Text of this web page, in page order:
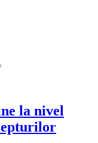
la nivel